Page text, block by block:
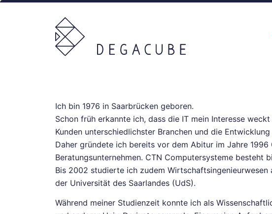
Ich bin 1976 in Saarbrücken geboren.
Schon früh erkannte ich, dass die IT mein Interesse
Kunden unterschiedlichster Branchen und die
Daher gründete ich bereits vor dem Abitur im Jahre
Beratungsunternehmen. CTN Computersysteme besteht
Bis 2002 studierte ich zudem
der Universität des Saarlandes (UdS).
Während meiner Studienzeit konnte ich als